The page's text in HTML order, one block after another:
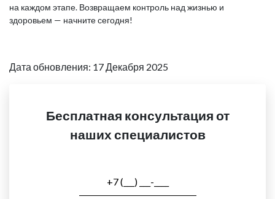
на каждом этапе. Возвращаем контроль над жизнью и
здоровьем — начните сегодня!
Дата обновления: 17 Декабря 2025
Бесплатная консультация от
наших специалистов